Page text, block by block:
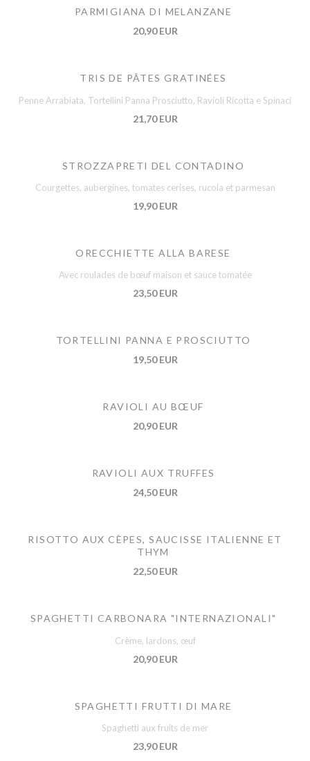
PARMIGIANA DI MELANZANE
20,90 EUR
TRIS DE PÂTES GRATINÉES
Penne Arrabiata, Tortellini Panna Prosciutto, Ravioli Ricotta e Spinaci
21,70 EUR
STROZZAPRETI DEL CONTADINO
Courgettes, aubergines, tomates cerises, rucola et parmesan
19,90 EUR
ORECCHIETTE ALLA BARESE
Avec roulades de bœuf maison et sauce tomatée
23,50 EUR
TORTELLINI PANNA E PROSCIUTTO
19,50 EUR
RAVIOLI AU BŒUF
20,90 EUR
RAVIOLI AUX TRUFFES
24,50 EUR
RISOTTO AUX CÈPES, SAUCISSE ITALIENNE ET
THYM
22,50 EUR
SPAGHETTI CARBONARA "INTERNAZIONALI"
Crème, lardons, œuf
20,90 EUR
SPAGHETTI FRUTTI DI MARE
Spaghetti aux fruits de mer
23,90 EUR